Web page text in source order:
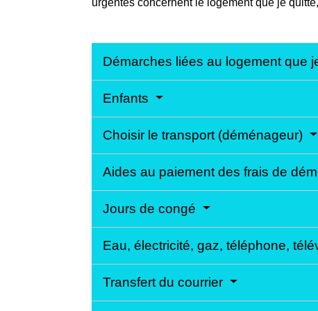
Démarches liées au logement que
Enfants
Choisir le transport (déménageur)
Aides au paiement des frais de
Jours de congé
Eau, électricité, gaz, téléphone,
Transfert du courrier